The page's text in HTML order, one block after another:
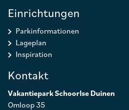
Einrichtungen
Parkinformationen
Lageplan
Inspiration
Kontakt
Vakantiepark Schoorlse Duinen
Omloop 35